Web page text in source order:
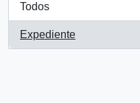
Todos
Expediente
, 1 resultados